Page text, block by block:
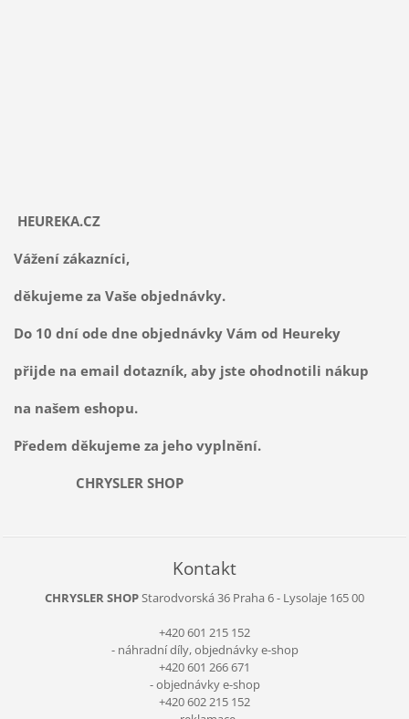
HEUREKA.CZ
Vážení zákazníci,
děkujeme za Vaše objednávky.
Do 10 dní ode dne objednávky Vám od Heureky
přijde na email dotazník, aby jste ohodnotili nákup
na našem eshopu.
Předem děkujeme za jeho vyplnění.
CHRYSLER SHOP
Kontakt
CHRYSLER SHOPStarodvorská 36 Praha 6 - Lysolaje 165 00
+420 601 215 152
- náhradní díly, objednávky e-shop
+420 601 266 671
- objednávky e-shop
+420 602 215 152